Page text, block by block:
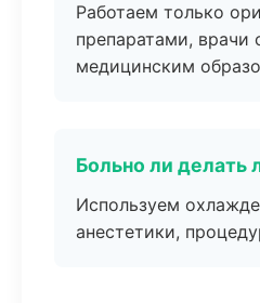
Работаем только
препаратами,
медицинским
Больно ли делать
Используем
анестетики,